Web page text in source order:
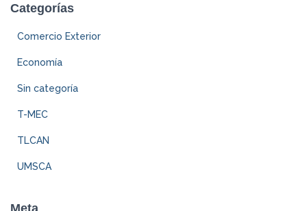
Categorías
Comercio Exterior
Economía
Sin categoría
T-MEC
TLCAN
UMSCA
Meta